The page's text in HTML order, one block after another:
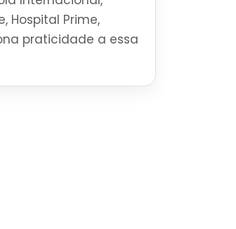
Hospital Prime,
praticidade a essa